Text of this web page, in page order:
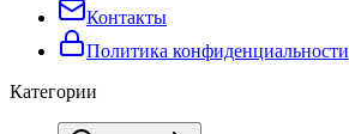
Контакты
Политика конфиденциальности
Категории